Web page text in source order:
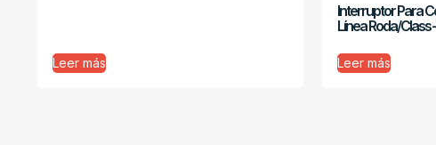
Leer más
Interruptor Para
Línea Roda/Class
Leer más